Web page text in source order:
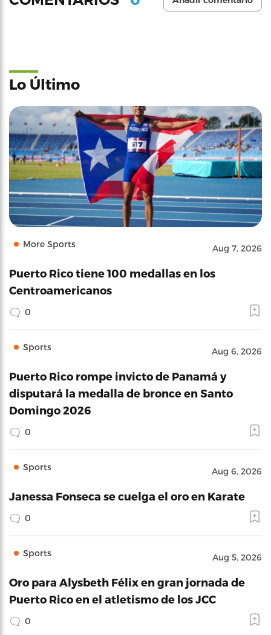
Lo Último
More Sports Aug 7, 2026
Puerto Rico tiene 100 medallas en los
Centroamericanos
0
Sports Aug 6, 2026
Puerto Rico rompe invicto de Panamá y
disputará la medalla de bronce en Santo
Domingo 2026
0
Sports Aug 6, 2026
Janessa Fonseca se cuelga el oro en Karate
0
Sports Aug 5, 2026
Oro para Alysbeth Félix en gran jornada de
Puerto Rico en el atletismo de los JCC
0